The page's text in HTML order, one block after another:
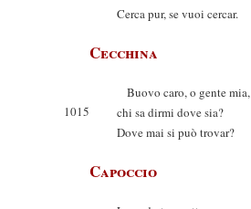
Cerca pur, se vuoi cercar.
Cecchina
Buovo caro, o gente mia,
1015
chi sa dirmi dove sia?
Dove mai si può trovar?
Capoccio